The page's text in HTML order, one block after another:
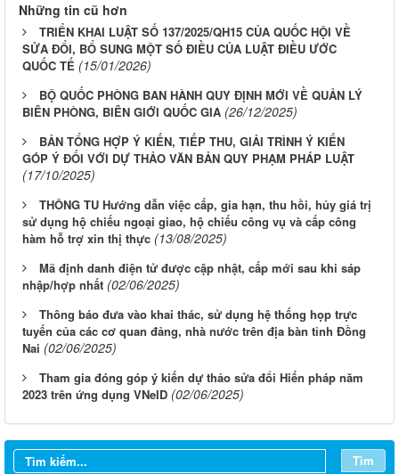
Những tin cũ hơn
TRIỂN KHAI LUẬT SỐ 137/2025/QH15 CỦA QUỐC HỘI VỀ
SỬA ĐỔI, BỔ SUNG MỘT SỐ ĐIỀU CỦA LUẬT ĐIỀU ƯỚC
QUỐC TẾ (15/01/2026)
BỘ QUỐC PHÒNG BAN HÀNH QUY ĐỊNH MỚI VỀ QUẢN LÝ
BIÊN PHÒNG, BIÊN GIỚI QUỐC GIA (26/12/2025)
BẢN TỔNG HỢP Ý KIẾN, TIẾP THU, GIẢI TRÌNH Ý KIẾN
GÓP Ý ĐỐI VỚI DỰ THẢO VĂN BẢN QUY PHẠM PHÁP LUẬT
(17/10/2025)
THÔNG TU Hướng dẫn việc cấp, gia hạn, thu hồi, hủy giá trị
sử dụng hộ chiếu ngoại giao, hộ chiếu công vụ và cấp công
hàm hỗ trợ xin thị thực (13/08/2025)
Mã định danh điện tử được cập nhật, cấp mới sau khi sáp
nhập/hợp nhất (02/06/2025)
Thông báo đưa vào khai thác, sử dụng hệ thống họp trực
tuyến của các cơ quan đảng, nhà nước trên địa bàn tỉnh Đồng
Nai (02/06/2025)
Tham gia đóng góp ý kiến dự thảo sửa đổi Hiến pháp năm
2023 trên ứng dụng VNeID (02/06/2025)
Tìm